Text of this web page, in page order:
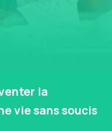
la
vie sans soucis